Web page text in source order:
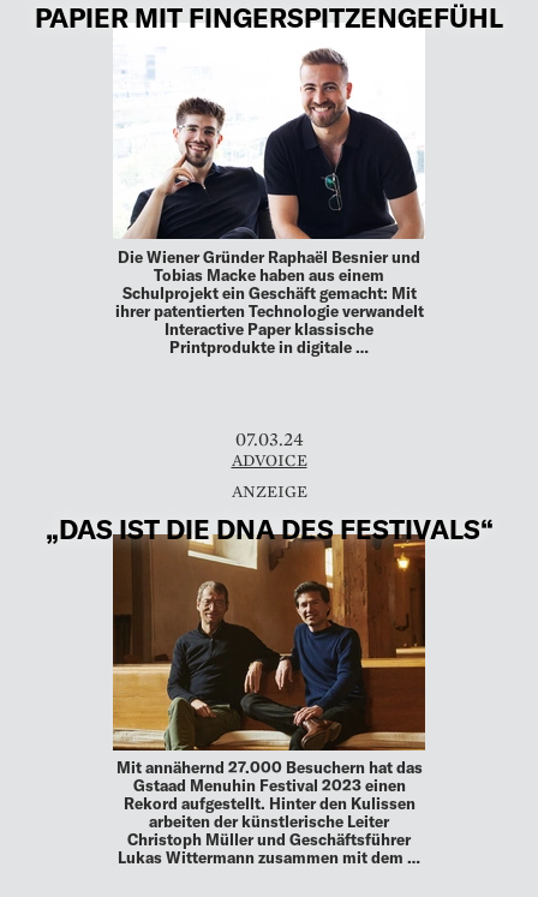
PAPIER MIT FINGERSPITZENGEFÜHL
Die Wiener Gründer Raphaël Besnier und
Tobias Macke haben aus einem
Schulprojekt ein Geschäft gemacht: Mit
ihrer patentierten Technologie verwandelt
Interactive Paper klassische
Printprodukte in digitale …
07.03.24
ADVOICE
„DAS IST DIE DNA DES FESTIVALS“
Mit annähernd 27.000 Besuchern hat das
Gstaad Menuhin Festival 2023 einen
Rekord aufgestellt. Hinter den Kulissen
arbeiten der künstlerische Leiter
Christoph Müller und Geschäftsführer
Lukas Wittermann zusammen mit dem …